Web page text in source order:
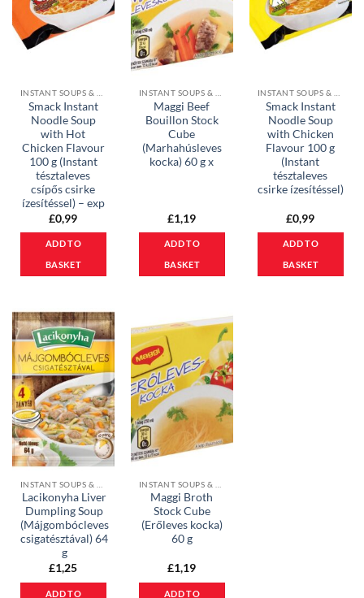
INSTANT SOUPS & CUBES
Smack Instant
Noodle Soup
with Hot
Chicken Flavour
100 g (Instant
tésztaleves
csípős csirke
ízesítéssel) – exp
£0,99
ADD TO
BASKET
INSTANT SOUPS & CUBES
Maggi Beef
Bouillon Stock
Cube
(Marhahúsleves
kocka) 60 g x
£1,19
ADD TO
BASKET
INSTANT SOUPS & CUBES
Smack Instant
Noodle Soup
with Chicken
Flavour 100 g
(Instant
tésztaleves
csirke ízesítéssel)
£0,99
ADD TO
BASKET
Lacikonyha Liver
Dumpling Soup
(Májgombócleves
csigatésztával) 64
g
£1,25
ADD TO
Maggi Broth
Stock Cube
(Erőleves kocka)
60 g
£1,19
ADD TO